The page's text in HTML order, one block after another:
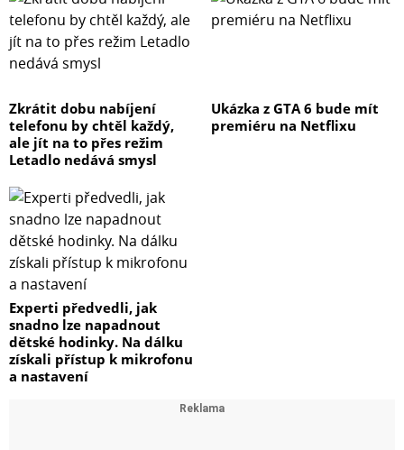
Zkrátit dobu nabíjení
telefonu by chtěl každý,
ale jít na to přes režim
Letadlo nedává smysl
Ukázka z GTA 6 bude mít
premiéru na Netflixu
Experti předvedli, jak
snadno lze napadnout
dětské hodinky. Na dálku
získali přístup k mikrofonu
a nastavení